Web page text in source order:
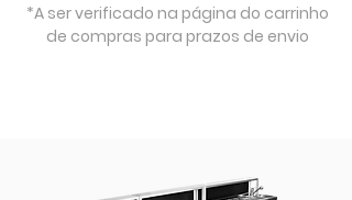
*A ser verificado na página do carrinho
de compras para prazos de envio